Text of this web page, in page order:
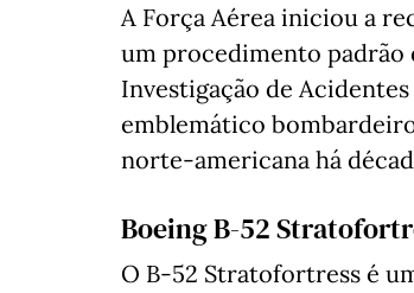
A Força Aérea iniciou a
um procedimento padrão
Investigação de
emblemático
norte-americana há
Boeing B-52
O B-52 Stratofortress é